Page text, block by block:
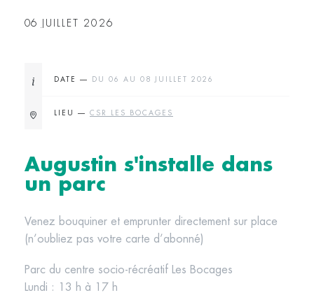
06 JUILLET 2026
DATE — DU 06 AU 08 JUILLET 2026
LIEU — CSR LES BOCAGES
Augustin s'installe dans
un parc
Venez bouquiner et emprunter directement sur place
(n’oubliez pas votre carte d’abonné)
Parc du centre socio-récréatif Les Bocages
Lundi : 13 h à 17 h